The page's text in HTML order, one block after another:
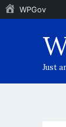
WPGov
Just